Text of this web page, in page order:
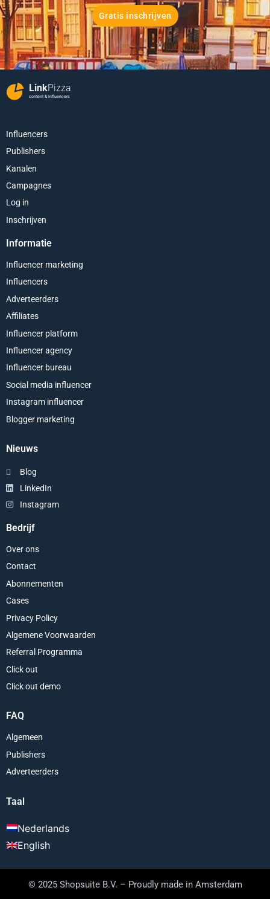
Gratis inschrijven
LinkPizza
content & influencers
Influencers
Publishers
Kanalen
Campagnes
Log in
Inschrijven
Informatie
Influencer marketing
Influencers
Adverteerders
Affiliates
Influencer platform
Influencer agency
Influencer bureau
Social media influencer
Instagram influencer
Blogger marketing
Nieuws
Blog
LinkedIn
Instagram
Bedrijf
Over ons
Contact
Abonnementen
Cases
Privacy Policy
Algemene Voorwaarden
Referral Programma
Click out
Click out demo
FAQ
Algemeen
Publishers
Adverteerders
Taal
Nederlands
English
© 2025 Shopsuite B.V. – Proudly made in Amsterdam